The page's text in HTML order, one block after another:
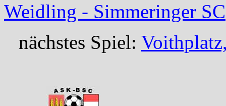
Weidling - Simmeringer SC
nächstes Spiel: